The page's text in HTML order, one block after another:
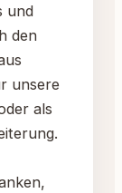
und
den
unsere
als